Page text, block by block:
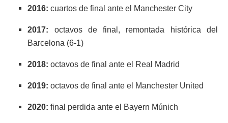
2016: cuartos de final ante el Manchester City
2017: octavos de final, remontada histórica del
Barcelona (6-1)
2018: octavos de final ante el Real Madrid
2019: octavos de final ante el Manchester United
2020: final perdida ante el Bayern Múnich